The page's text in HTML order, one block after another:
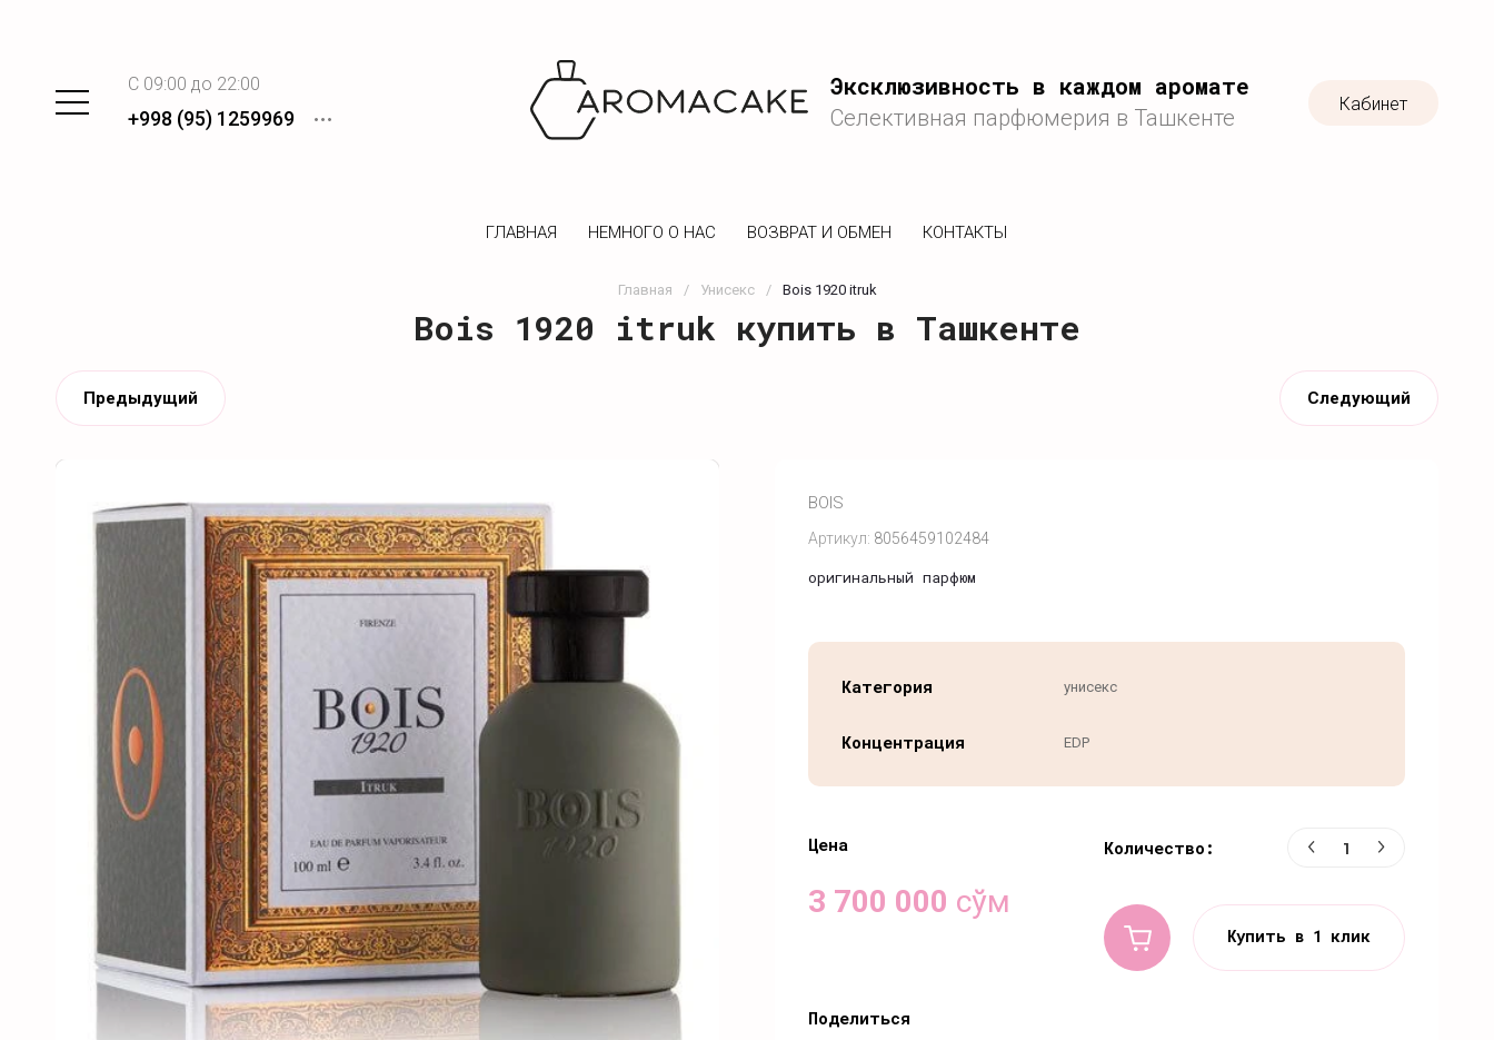
C 09:00 до 22:00
+998 (95) 1259969
Эксклюзивность в каждом аромате
Селективная парфюмерия в Ташкенте
Кабинет
ГЛАВНАЯ НЕМНОГО О НАС ВОЗВРАТ И ОБМЕН КОНТАКТЫ
Главная / Унисекс / Bois 1920 itruk
Bois 1920 itruk купить в Ташкенте
Предыдущий Следующий
Артикул: 8056459102484
BOIS
оригинальный парфюм
Цена
3 700 000 сўм
Количество:
Купить в 1 клик
Категория унисекс
Концентрация EDP
Поделиться